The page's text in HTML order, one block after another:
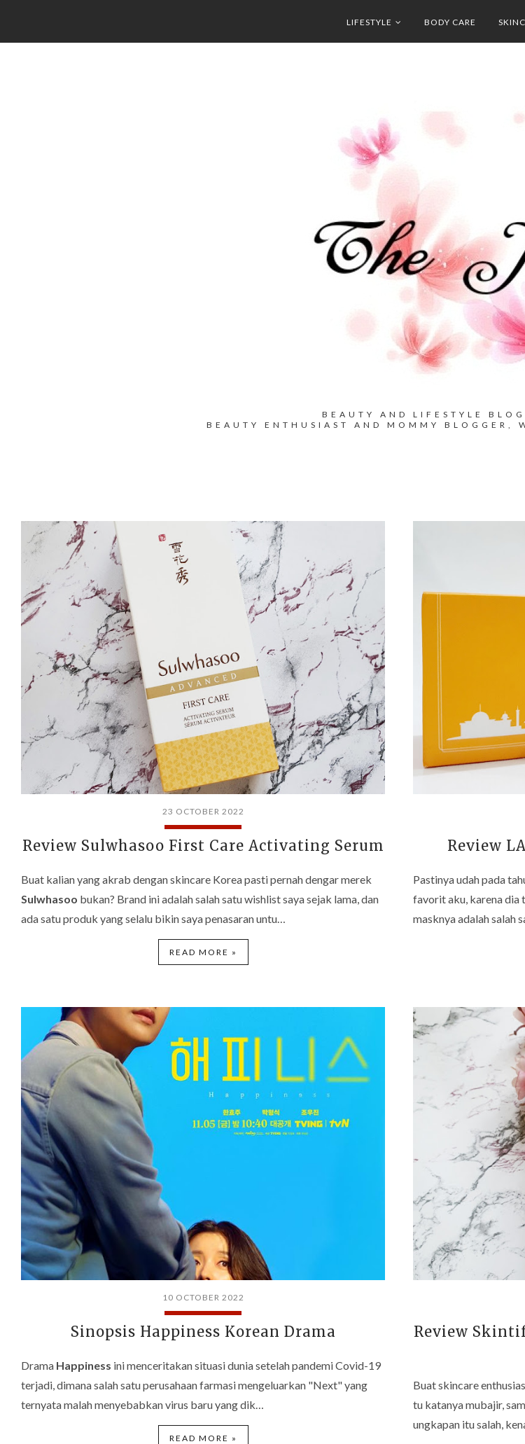
LIFESTYLE BODY CARE
BEAUTY AND LIFESTYLE
BEAUTY ENTHUSIAST AND MOMMY BLOGGER,
23 OCTOBER 2022
Review Sulwhasoo First Care Activating Serum
Buat kalian yang akrab dengan skincare Korea pasti pernah dengar merek
Sulwhasoo bukan? Brand ini adalah salah satu wishlist saya sejak lama, dan
ada satu produk yang selalu bikin saya penasaran untu…
READ MORE »
Review
Pastinya udah pada
favorit aku, karena dia
masknya adalah salah
10 OCTOBER 2022
Sinopsis Happiness Korean Drama
Drama Happiness ini menceritakan situasi dunia setelah pandemi Covid-19
terjadi, dimana salah satu perusahaan farmasi mengeluarkan "Next" yang
ternyata malah menyebabkan virus baru yang dik…
READ MORE »
Review
Buat skincare
tu katanya mubajir,
ungkapan itu salah,